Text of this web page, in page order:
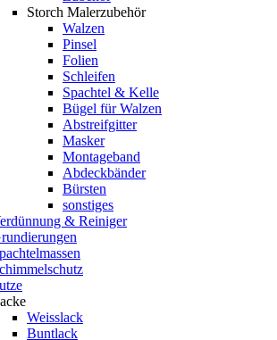
Storch Malerzubehör
Walzen
Pinsel
Folien
Schleifen
Spachtel & Kelle
Bügel für Walzen
Abstreifgitter
Masker
Montageband
Abdeckbänder
Bürsten
sonstiges
& Reiniger
Weisslack
Buntlack